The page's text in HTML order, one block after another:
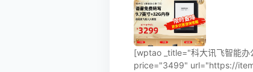
[wptao _title="科大讯飞智能办
price="3499" url="https://